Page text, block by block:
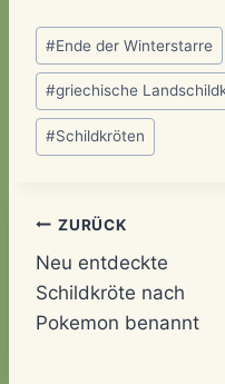
Schlagworte:
#Ende der Winterstarre
#griechische
#Schildkröten
ZURÜCK
Neu entdeckte
Schildkröte nach
Pokemon benannt